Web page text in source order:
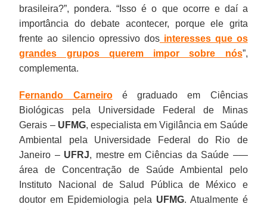
brasileira?”, pondera. “Isso é o que ocorre e daí a
importância do debate acontecer, porque ele grita
frente ao silencio opressivo dosinteresses que os
grandes grupos querem impor sobre nós”,
complementa.
Fernando Carneiroé graduado em Ciências
Biológicas pela Universidade Federal de Minas
Gerais – UFMG, especialista em Vigilância em Saúde
Ambiental pela Universidade Federal do Rio de
Janeiro – UFRJ, mestre em Ciências da Saúde –—
área de Concentração de Saúde Ambiental pelo
Instituto Nacional de Salud Pública de México e
doutor em Epidemiologia pela UFMG. Atualmente é